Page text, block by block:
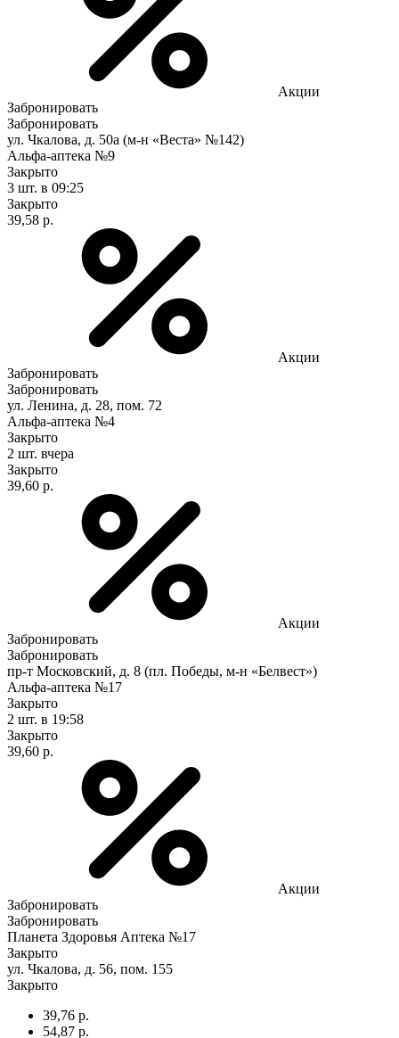
Акции
Забронировать
Забронировать
ул. Чкалова, д. 50а (м-н «Веста» №142)
Альфа-аптека №9
Закрыто
3 шт. в 09:25
Закрыто
39,58 р.
Акции
Забронировать
Забронировать
ул. Ленина, д. 28, пом. 72
Альфа-аптека №4
Закрыто
2 шт. вчера
Закрыто
39,60 р.
Акции
Забронировать
Забронировать
пр-т Московский, д. 8 (пл. Победы, м-н «Белвест»)
Альфа-аптека №17
Закрыто
2 шт. в 19:58
Закрыто
39,60 р.
Акции
Забронировать
Забронировать
Планета Здоровья Аптека №17
Закрыто
ул. Чкалова, д. 56, пом. 155
Закрыто
39,76 р.
54,87 р.